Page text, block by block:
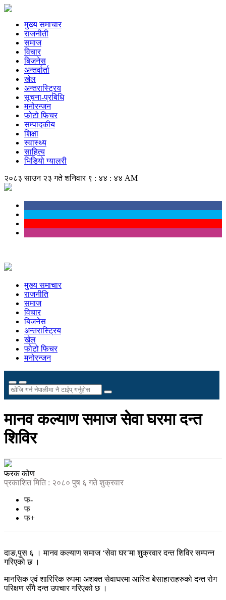
मुख्य समाचार
राजनीती
समाज
विचार
बिजनेस
अन्तर्वार्ता
खेल
अन्तरास्ट्रिय
सूचना-प्रबिधि
मनोरन्जन
फोटो फिचर
सम्पादकीय
शिक्षा
स्वास्थ्य
साहित्य
भिडियो ग्यालरी
२०८३ साउन २३ गते शनिवार ९ : ४४ : ४४ AM
मुख्य समाचार
राजनीति
समाज
विचार
बिजनेस
अन्तरास्ट्रिय
खेल
फोटो फिचर
मनोरन्जन
मानव कल्याण समाज सेवा घरमा दन्त
शिविर
फरक कोण
प्रकाशित मिति : २०८० पुष ६ गते शुक्रवार
फ-
फ
फ+
दाङ,पुस ६ । मानव कल्याण समाज ‘सेवा घर’मा शुुक्रवार दन्त शिविर सम्पन्न
गरिएको छ ।
मानसिक एवं शारिरिक रुपमा अशक्त सेवाघरमा आस्ति बेसाहाराहरुको दन्त रोग
परिक्षण सँगै दन्त उपचार गरिएको छ ।